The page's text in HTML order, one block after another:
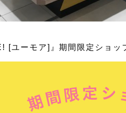
[ユーモア]』期間限定ショッ